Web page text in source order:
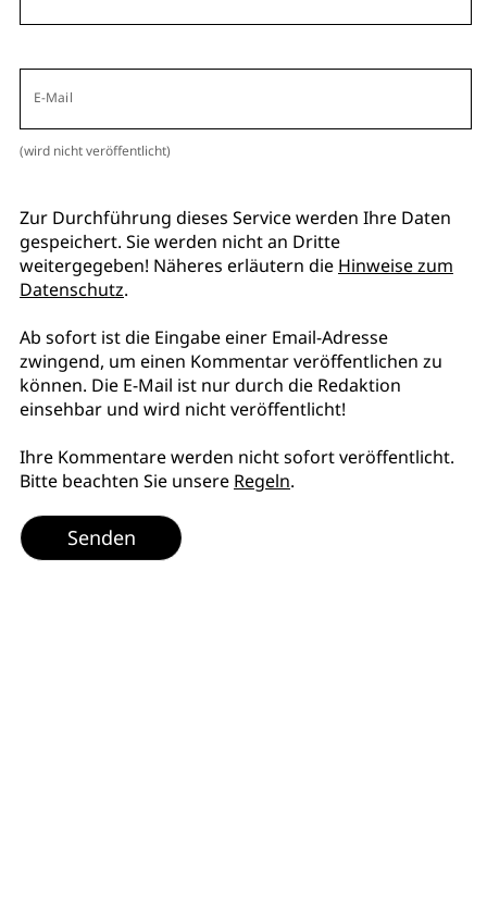
E-Mail
(wird nicht veröffentlicht)
Zur Durchführung dieses Service werden Ihre Daten
gespeichert. Sie werden nicht an Dritte
weitergegeben! Näheres erläutern die Hinweise zum
Datenschutz.
Ab sofort ist die Eingabe einer Email-Adresse
zwingend, um einen Kommentar veröffentlichen zu
können. Die E-Mail ist nur durch die Redaktion
einsehbar und wird nicht veröffentlicht!
Ihre Kommentare werden nicht sofort veröffentlicht.
Bitte beachten Sie unsere Regeln.
Senden